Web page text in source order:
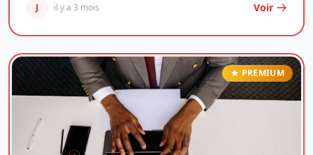
J il y a 3 mois Voir
PREMIUM